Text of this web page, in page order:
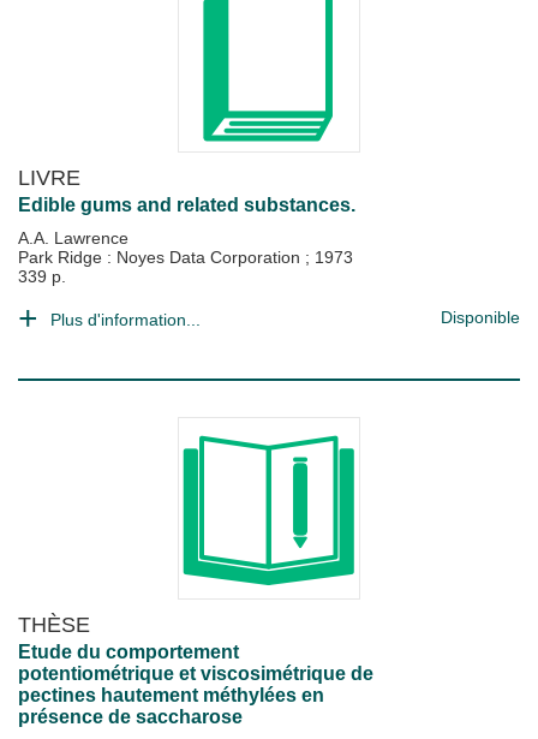
LIVRE
Edible gums and related substances.
A.A. Lawrence
Park Ridge : Noyes Data Corporation ; 1973
339 p.
Plus d'information... Disponible
THÈSE
Etude du comportement
potentiométrique et viscosimétrique de
pectines hautement méthylées en
présence de saccharose